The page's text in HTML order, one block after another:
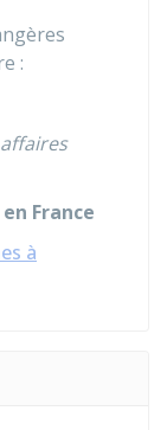
:
France
à